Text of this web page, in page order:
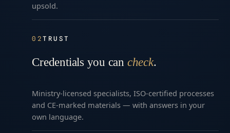
upsold.
02TRUST
Credentials you can check.
Ministry-licensed specialists, ISO-certified processes
and CE-marked materials — with answers in your
own language.